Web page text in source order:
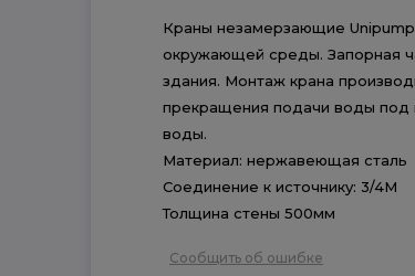
Краны незамерзающие Unipump
окружающей среды. Запорная
здания. Монтаж крана
прекращения подачи воды под
воды.
Материал: нержавеющая сталь
Соединение к источнику: 3/4M
Толщина стены 500мм
Сообщить об ошибке